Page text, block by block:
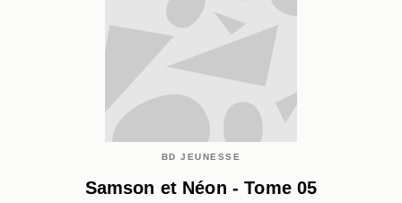
BD JEUNESSE
Samson et Néon - Tome 05